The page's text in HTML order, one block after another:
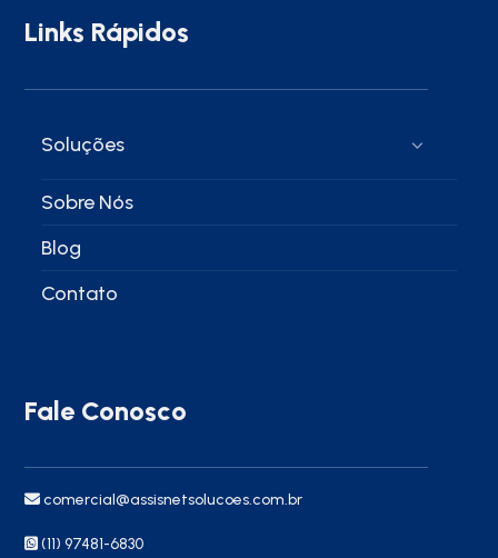
Links Rápidos
Soluções
Sobre Nós
Blog
Contato
Fale Conosco
comercial@assisnetsolucoes.com.br
(11) 97481-6830